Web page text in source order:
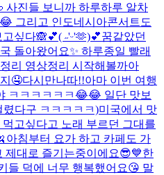
사진들 보니까 하루하루 알차
그리고 인도네시아콘서트도
싶다🙈💕( ˶'ᵕ'🫶)💕꿈같았던
돌아왔어요✨ 하루종일 빨래
리 영상정리 시작해볼까아
🤤다시만나따!!아마 이번 여행
ㅋㅋㅋㅋㅋㅋ😂😂 일단 맛보
다구 ㅋㅋㅋㅋㅋ)미국에서 맛
고싶다고 노래 부르던 그대를
아침부터 요가 하고 카페도 가
제대로 즐기는중이에요😎💙한
들 덕에 너무 행복했어요😘 말